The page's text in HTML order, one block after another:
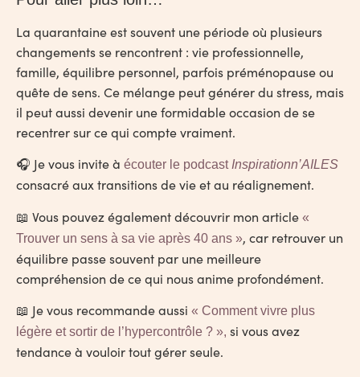
La quarantaine est souvent une période où plusieurs
changements se rencontrent : vie professionnelle,
famille, équilibre personnel, parfois préménopause ou
quête de sens. Ce mélange peut générer du stress, mais
il peut aussi devenir une formidable occasion de se
recentrer sur ce qui compte vraiment.
🎧 Je vous invite à écouter le podcast Inspirationn’AILES
consacré aux transitions de vie et au réalignement.
📖 Vous pouvez également découvrir mon article «
Trouver un sens à sa vie après 40 ans », car retrouver un
équilibre passe souvent par une meilleure
compréhension de ce qui nous anime profondément.
📖 Je vous recommande aussi « Comment vivre plus
légère et sortir de l’hypercontrôle ? », si vous avez
tendance à vouloir tout gérer seule.